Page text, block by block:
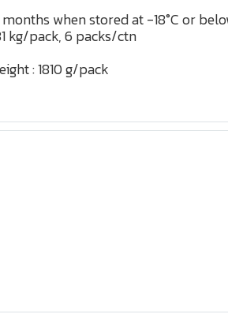
months when stored at -18°C or
kg/pack, 6 packs/ctn
: 1810 g/pack